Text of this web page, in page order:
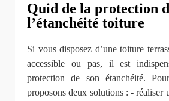
Quid de la protection
l’étanchéité toiture
Si vous disposez d’une toiture
accessible ou pas, il est
protection de son étanchéité.
proposons deux solutions : - réaliser